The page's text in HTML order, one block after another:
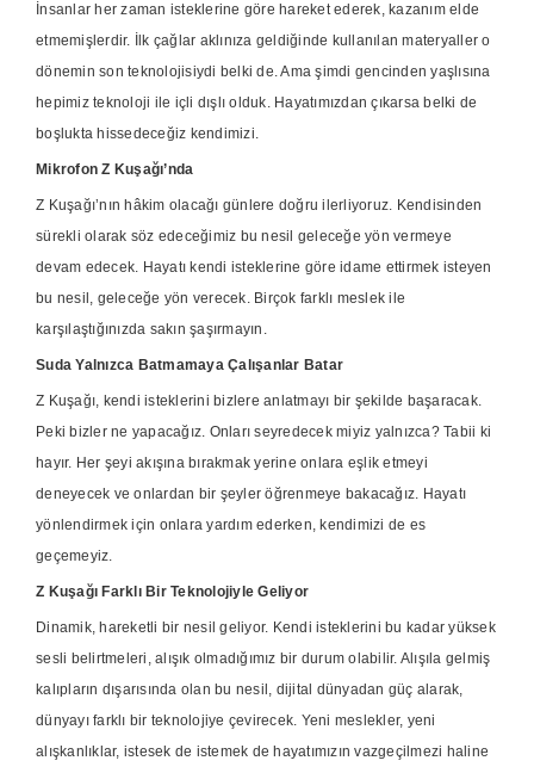
İnsanlar her zaman isteklerine göre hareket ederek, kazanım elde
etmemişlerdir. İlk çağlar aklınıza geldiğinde kullanılan materyaller o
dönemin son teknolojisiydi belki de. Ama şimdi gencinden yaşlısına
hepimiz teknoloji ile içli dışlı olduk. Hayatımızdan çıkarsa belki de
boşlukta hissedeceğiz kendimizi.
Mikrofon Z Kuşağı’nda
Z Kuşağı’nın hâkim olacağı günlere doğru ilerliyoruz. Kendisinden
sürekli olarak söz edeceğimiz bu nesil geleceğe yön vermeye
devam edecek. Hayatı kendi isteklerine göre idame ettirmek isteyen
bu nesil, geleceğe yön verecek. Birçok farklı meslek ile
karşılaştığınızda sakın şaşırmayın.
Suda Yalnızca Batmamaya Çalışanlar Batar
Z Kuşağı, kendi isteklerini bizlere anlatmayı bir şekilde başaracak.
Peki bizler ne yapacağız. Onları seyredecek miyiz yalnızca? Tabii ki
hayır. Her şeyi akışına bırakmak yerine onlara eşlik etmeyi
deneyecek ve onlardan bir şeyler öğrenmeye bakacağız. Hayatı
yönlendirmek için onlara yardım ederken, kendimizi de es
geçemeyiz.
Z Kuşağı Farklı Bir Teknolojiyle Geliyor
Dinamik, hareketli bir nesil geliyor. Kendi isteklerini bu kadar yüksek
sesli belirtmeleri, alışık olmadığımız bir durum olabilir. Alışıla gelmiş
kalıpların dışarısında olan bu nesil, dijital dünyadan güç alarak,
dünyayı farklı bir teknolojiye çevirecek. Yeni meslekler, yeni
alışkanlıklar, istesek de istemek de hayatımızın vazgeçilmezi haline